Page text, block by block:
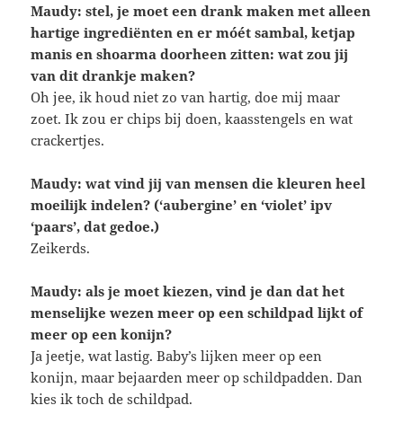
Maudy: stel, je moet een drank maken met alleen
hartige ingrediënten en er móét sambal, ketjap
manis en shoarma doorheen zitten: wat zou jij
van dit drankje maken?
Oh jee, ik houd niet zo van hartig, doe mij maar
zoet. Ik zou er chips bij doen, kaasstengels en wat
crackertjes.
Maudy: wat vind jij van mensen die kleuren heel
moeilijk indelen? (‘aubergine’ en ‘violet’ ipv
‘paars’, dat gedoe.)
Zeikerds.
Maudy: als je moet kiezen, vind je dan dat het
menselijke wezen meer op een schildpad lijkt of
meer op een konijn?
Ja jeetje, wat lastig. Baby’s lijken meer op een
konijn, maar bejaarden meer op schildpadden. Dan
kies ik toch de schildpad.